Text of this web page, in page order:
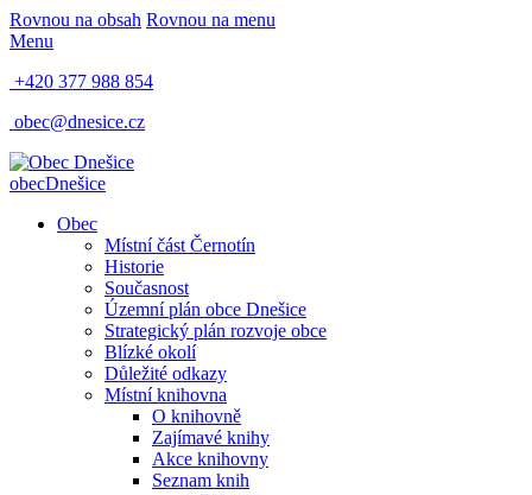
Rovnou na obsah Rovnou na menu
Menu
+420 377 988 854
obec@dnesice.cz
obecDnešice
Obec
Místní část Černotín
Historie
Současnost
Územní plán obce Dnešice
Strategický plán rozvoje obce
Blízké okolí
Důležité odkazy
Místní knihovna
O knihovně
Zajímavé knihy
Akce knihovny
Seznam knih